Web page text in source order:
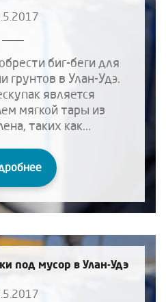
биг-беги для
грунтов в Улан-Удэ.
является
мягкой тары из
таких как...
под мусор в Улан-Удэ